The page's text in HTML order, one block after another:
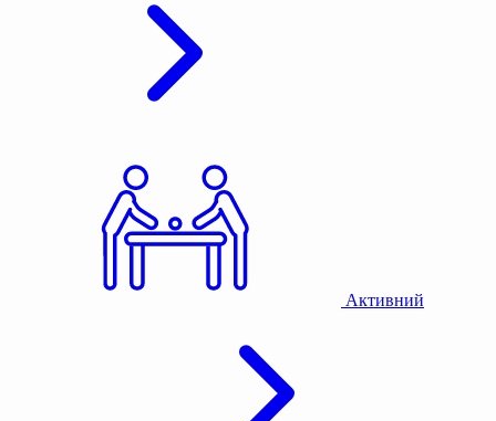
Активний